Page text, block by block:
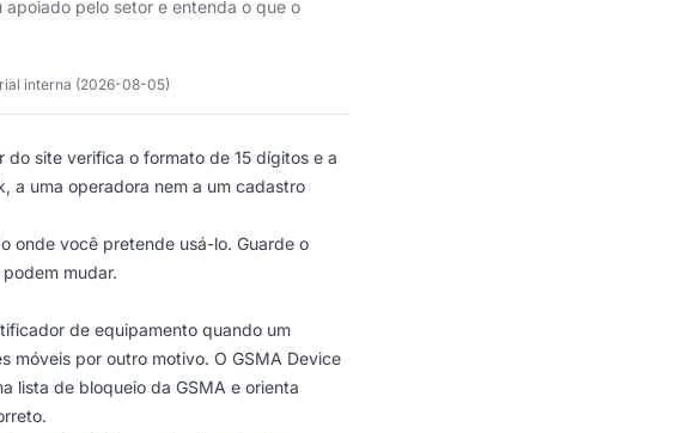
apoiado pelo setor e entenda o que o
interna (2026-08-05)
do site verifica o formato de 15 dígitos e a
a uma operadora nem a um cadastro
onde você pretende usá-lo. Guarde o
mudar.
de equipamento quando um
móveis por outro motivo. O GSMA Device
lista de bloqueio da GSMA e orienta